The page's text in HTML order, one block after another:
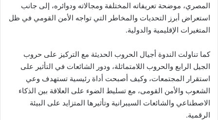
المصري، موضحة تعريفاته المختلفة ومجالاته ودوائره، إلى جانب
استعراض أبرز التحديات والمخاطر التي تواجه الأمن القومي في ظل
المتغيرات الإقليمية والدولية.
كما تناولت الندوة أجيال الحروب الحديثة مع التركيز على حروب
الجيل الرابع والحروب اللامتماثلة، ودور الشائعات في التأثير على
استقرار المجتمعات، وكيف أصبحت أداة رئيسية تستهدف وعي
الشعوب والأمن القومى، مع تسليط الضوء على العلاقة بين الذكاء
الاصطناعي والشائعات السيبرانية وتأثيرها المتزايد على البيئة
الرقمية.